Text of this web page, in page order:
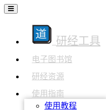
研经工具
电子图书馆
研经资源
使用指南
使用教程